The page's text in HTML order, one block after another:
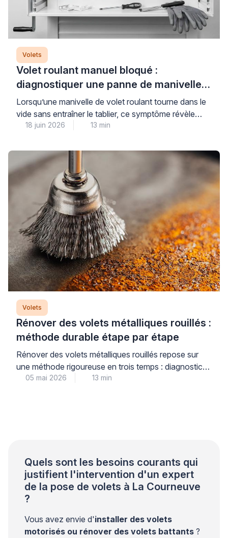
Volets
Volet roulant manuel bloqué :
diagnostiquer une panne de manivelle
ou de treuil
Lorsqu’une manivelle de volet roulant tourne dans le
vide sans entraîner le tablier, ce symptôme révèle
généralement un problème au niveau du treuil ou des
panne courante nécessite un diagnostic méthodique
pour identifier précisément l’origine du
dysfonctionnement et éviter d’aggraver la situation
par une intervention inadaptée. Plus […]
18 juin 2026 13 min
Volets
Rénover des volets métalliques rouillés :
méthode durable étape par étape
Rénover des volets métalliques rouillés repose sur
une méthode rigoureuse en trois temps : diagnostic
précis du niveau de corrosion, décapage adapté au
05 mai 2026 13 min
Quels sont les besoins courants qui
justifient l'intervention d'un expert
de la pose de volets à La Courneuve
?
Vous avez envie d'installer des volets
motorisés ou rénover des volets battants ?